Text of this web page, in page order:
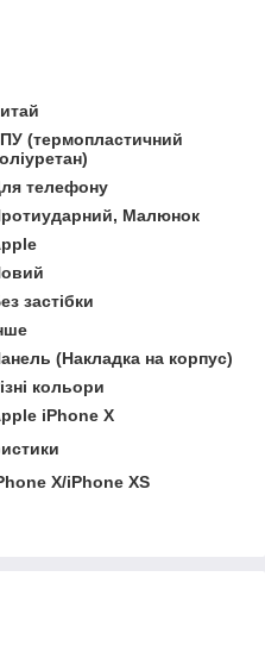
(термопластичний
телефону
Малюнок
застібки
(Накладка на корпус)
кольори
iPhone X
X/iPhone XS